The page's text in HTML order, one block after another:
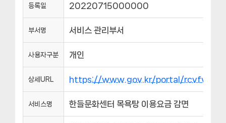
등록일 20220715000000
부서명 서비스 관리부서
사용자구분 개인
상세URL https://www.gov.kr/portal/
서비스명 한들문화센터 목욕탕 이용요금 감면